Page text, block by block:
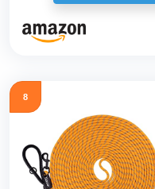
8